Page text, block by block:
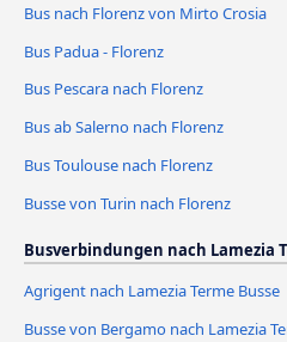
Bus nach Florenz von Mirto Crosia
Bus Padua - Florenz
Bus Pescara nach Florenz
Bus ab Salerno nach Florenz
Bus Toulouse nach Florenz
Busse von Turin nach Florenz
Busverbindungen nach Lamezia
Agrigent nach Lamezia Terme Busse
Busse von Bergamo nach Lamezia